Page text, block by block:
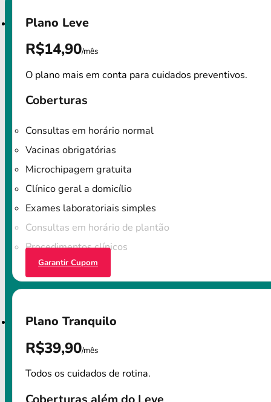
Plano Leve
R$14,90/mês
O plano mais em conta para cuidados preventivos.
Coberturas
Consultas em horário normal
Vacinas obrigatórias
Microchipagem gratuita
Clínico geral a domicílio
Exames laboratoriais simples
Consultas em horário de plantão
Procedimentos clínicos
Garantir Cupom
Plano Tranquilo
R$39,90/mês
Todos os cuidados de rotina.